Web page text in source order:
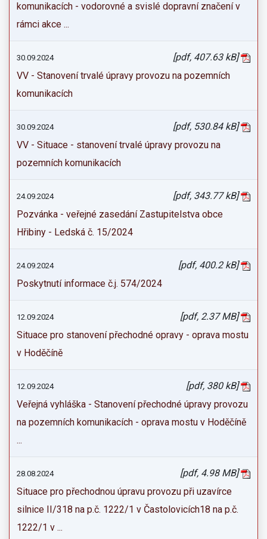
komunikacích - vodorovné a svislé dopravní značení v
rámci akce ...
30.09.2024
[pdf, 407.63 kB]
VV - Stanovení trvalé úpravy provozu na pozemních
komunikacích
30.09.2024
[pdf, 530.84 kB]
VV - Situace - stanovení trvalé úpravy provozu na
pozemních komunikacích
24.09.2024
[pdf, 343.77 kB]
Pozvánka - veřejné zasedání Zastupitelstva obce
Hřibiny - Ledská č. 15/2024
24.09.2024
[pdf, 400.2 kB]
Poskytnutí informace č.j. 574/2024
12.09.2024
[pdf, 2.37 MB]
Situace pro stanovení přechodné opravy - oprava mostu
v Hoděčíně
12.09.2024
[pdf, 380 kB]
Veřejná vyhláška - Stanovení přechodné úpravy provozu
na pozemních komunikacích - oprava mostu v Hoděčíně
...
28.08.2024
[pdf, 4.98 MB]
Situace pro přechodnou úpravu provozu při uzavírce
silnice II/318 na p.č. 1222/1 v Častolovicích18 na p.č.
1222/1 v ...